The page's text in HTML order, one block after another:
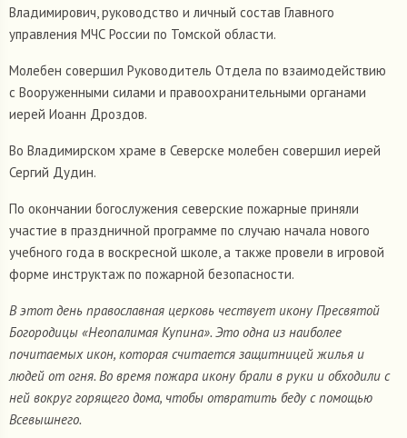
Владимирович, руководство и личный состав Главного
управления МЧС России по Томской области.
Молебен совершил Руководитель Отдела по взаимодействию
с Вооруженными силами и правоохранительными органами
иерей Иоанн Дроздов.
Во Владимирском храме в Северске молебен совершил иерей
Сергий Дудин.
По окончании богослужения северские пожарные приняли
участие в праздничной программе по случаю начала нового
учебного года в воскресной школе, а также провели в игровой
форме инструктаж по пожарной безопасности.
В этот день православная церковь чествует икону Пресвятой
Богородицы «Неопалимая Купина». Это одна из наиболее
почитаемых икон, которая считается защитницей жилья и
людей от огня. Во время пожара икону брали в руки и обходили с
ней вокруг горящего дома, чтобы отвратить беду с помощью
Всевышнего.